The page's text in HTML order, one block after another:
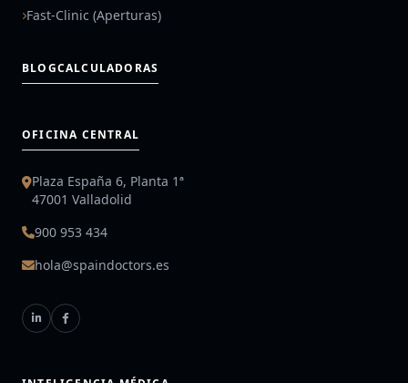
Fast-Clinic (Aperturas)
BLOGCALCULADORAS
OFICINA CENTRAL
Plaza España 6, Planta 1ª
47001 Valladolid
900 953 434
hola@spaindoctors.es